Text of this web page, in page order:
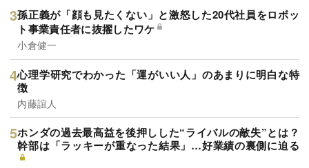
孫正義が「顔も見たくない」と激怒した20代社員をロボッ
ト事業責任者に抜擢したワケ
小倉健一
心理学研究でわかった「運がいい人」のあまりに明白な特
徴
内藤誼人
ホンダの過去最高益を後押しした“ライバルの敵失”とは？
幹部は「ラッキーが重なった結果」…好業績の裏側に迫る